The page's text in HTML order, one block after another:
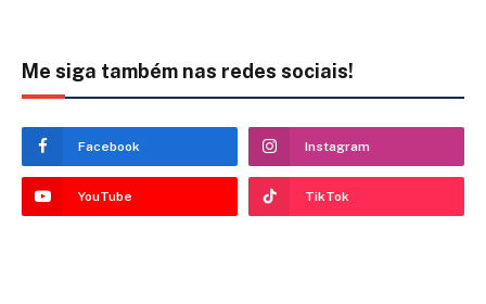
Me siga também nas redes sociais!
Facebook Instagram
YouTube TikTok